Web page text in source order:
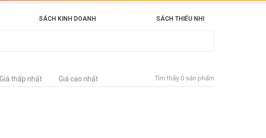
SÁCH KINH DOANH SÁCH THIẾU NHI
Giá thấp nhất Giá cao nhất Tìm thấy 0 sản phẩm